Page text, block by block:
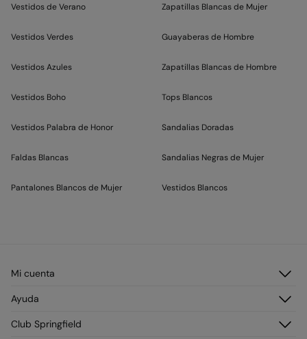
Vestidos de Verano
Vestidos Verdes
Vestidos Azules
Vestidos Boho
Vestidos Palabra de Honor
Faldas Blancas
Pantalones Blancos de Mujer
Zapatillas Blancas de Mujer
Guayaberas de Hombre
Zapatillas Blancas de Hombre
Tops Blancos
Sandalias Doradas
Sandalias Negras de Mujer
Vestidos Blancos
Mi cuenta
Registrarme
Direcciones de envío
Ayuda
Preguntas frecuentes
Club Springfield